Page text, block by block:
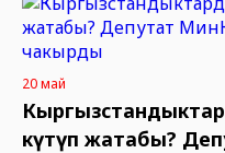
20 май
күтүп жатабы?